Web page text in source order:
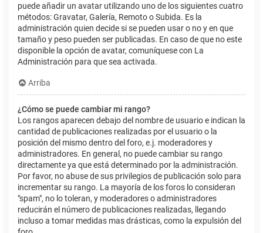
puede añadir un avatar utilizando uno de los siguientes cuatro
métodos: Gravatar, Galería, Remoto o Subida. Es la
administración quien decide si se pueden usar o no y en que
tamaño y peso pueden ser publicadas. En caso de que no este
disponible la opción de avatar, comuníquese con La
Administración para que sea activada.
Arriba
¿Cómo se puede cambiar mi rango?
Los rangos aparecen debajo del nombre de usuario e indican la
cantidad de publicaciones realizadas por el usuario o la
posición del mismo dentro del foro, e.j. moderadores y
administradores. En general, no puede cambiar su rango
directamente ya que está determinado por la administración.
Por favor, no abuse de sus privilegios de publicación solo para
incrementar su rango. La mayoría de los foros lo consideran
"spam", no lo toleran, y moderadores o administradores
reducirán el número de publicaciones realizadas, llegando
incluso a tomar medidas mas drásticas, como la expulsión del